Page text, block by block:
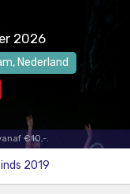
2026
, Nederland
€10,-.
2019